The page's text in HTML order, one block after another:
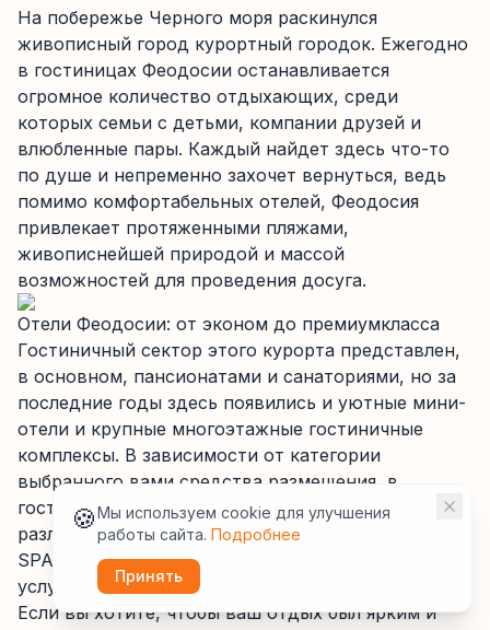
На побережье Черного моря раскинулся
живописный город курортный городок. Ежегодно
в гостиницах Феодосии останавливается
огромное количество отдыхающих, среди
которых семьи с детьми, компании друзей и
влюбленные пары. Каждый найдет здесь что-то
по душе и непременно захочет вернуться, ведь
помимо комфортабельных отелей, Феодосия
привлекает протяженными пляжами,
живописнейшей природой и массой
возможностей для проведения досуга.
Отели Феодосии: от эконом до премиумкласса
Гостиничный сектор этого курорта представлен,
в основном, пансионатами и санаториями, но за
последние годы здесь появились и уютные мини-
отели и крупные многоэтажные гостиничные
комплексы. В зависимости от категории
выбранного вами средства размещения, в
гостиницах Феодосии вам предложат номера
различного уровня комфорта, рестораны, бары,
SPA, посещение тренажерного зала, бассейна,
услуги экскурсионного бюро и многое другое.
Если вы хотите, чтобы ваш отдых был ярким и
🍪Мы используем cookie для улучшения
работы сайта. Подробнее
Принять